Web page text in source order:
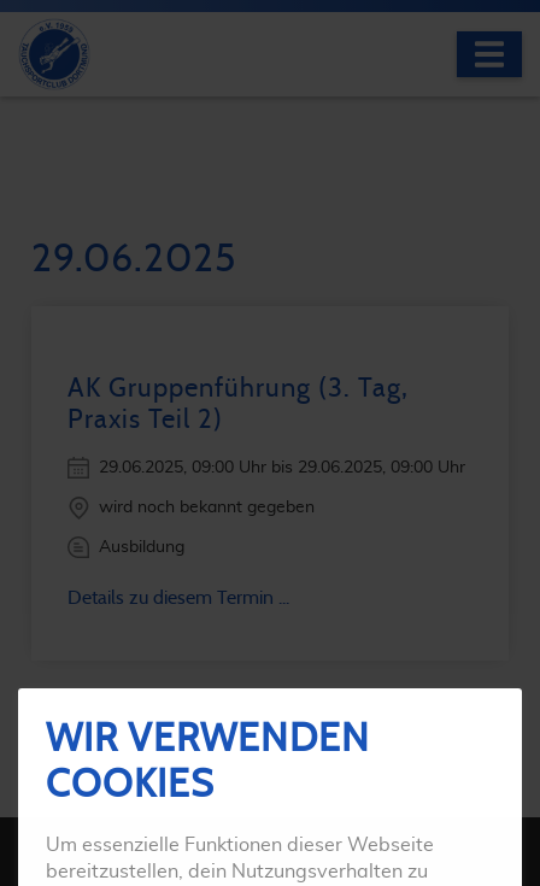
29.06.2025
AK Gruppenführung (3. Tag,
Praxis Teil 2)
29.06.2025, 09:00 Uhr bis 29.06.2025, 09:00 Uhr
wird noch bekannt gegeben
Ausbildung
WIR VERWENDEN
COOKIES
Um essenzielle Funktionen dieser Webseite
bereitzustellen, dein Nutzungsverhalten zu